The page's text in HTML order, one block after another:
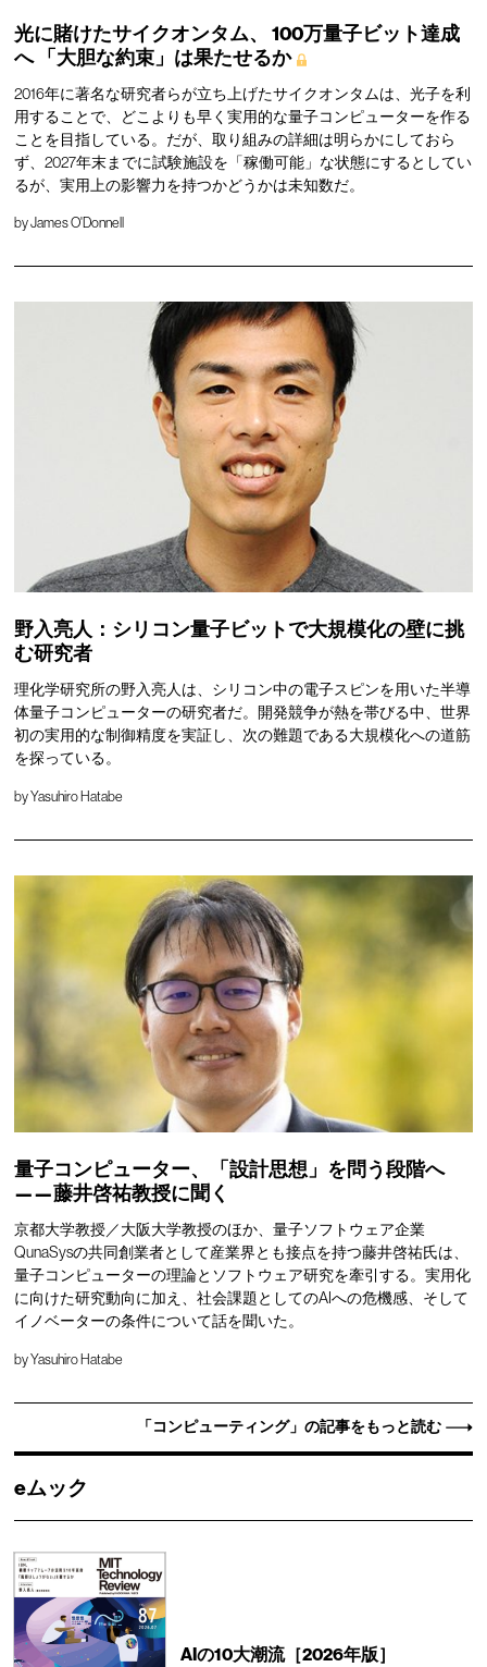
光に賭けたサイクオンタム、
100万量子ビット達成
へ「大胆な約束」は果たせるか
2016年に著名な研究者らが立ち上げたサイクオンタムは、光子を利
用することで、どこよりも早く実用的な量子コンピューターを作る
ことを目指している。だが、取り組みの詳細は明らかにしておら
ず、2027年末までに試験施設を「稼働可能」な状態にするとしてい
るが、実用上の影響力を持つかどうかは未知数だ。
byJames O'Donnell
野入亮人：シリコン量子ビットで大規模化の壁に挑
む研究者
理化学研究所の野入亮人は、シリコン中の電子スピンを用いた半導
体量子コンピューターの研究者だ。開発競争が熱を帯びる中、世界
初の実用的な制御精度を実証し、次の難題である大規模化への道筋
を探っている。
byYasuhiro Hatabe
量子コンピューター、「設計思想」を問う段階へ
——藤井啓祐教授に聞く
京都大学教授／大阪大学教授のほか、量子ソフトウェア企業
QunaSysの共同創業者として産業界とも接点を持つ藤井啓祐氏は、
量子コンピューターの理論とソフトウェア研究を牽引する。実用化
に向けた研究動向に加え、社会課題としてのAIへの危機感、そして
イノベーターの条件について話を聞いた。
byYasuhiro Hatabe
「コンピューティング」の記事をもっと読む
eムック
AIの10大潮流［2026年版］